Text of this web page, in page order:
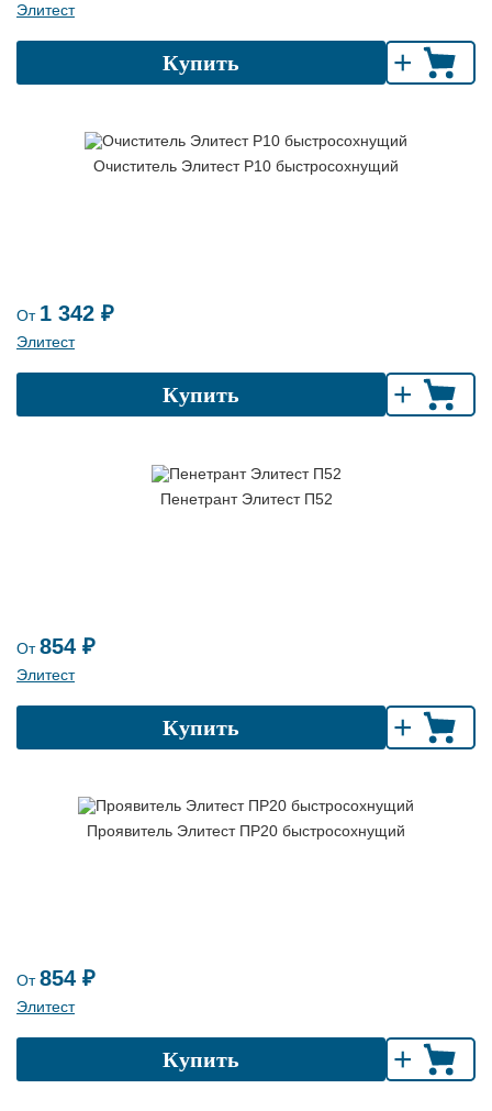
Элитест
Купить +
Очиститель Элитест Р10 быстросохнущий
От 1 342 ₽
Элитест
Купить +
Пенетрант Элитест П52
От854 ₽
Элитест
Купить +
Проявитель Элитест ПР20 быстросохнущий
От854 ₽
Элитест
Купить +